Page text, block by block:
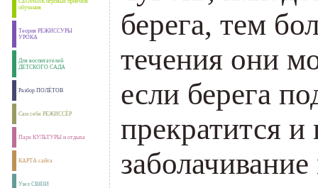
обучения
Теория РЕЖИССУРЫ
УРОКА
Для воспитателей
ДЕТСКОГО САДА
Разбор ПОЛЁТОВ
Сам себе РЕЖИССЁР
Парк КУЛЬТУРЫ и отдыха
КАРТА сайта
Узел СВЯЗИ
берега, тем
течения они
если берега
прекратится и